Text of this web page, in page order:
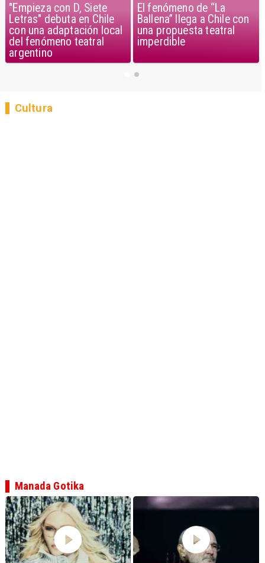
"Empieza con D, Siete
Letras" debuta en Chile
con una adaptación local
del fenómeno teatral
argentino
El fenómeno de “La
Ballena” llega a Chile con
una propuesta teatral
imperdible
Cultura
Manada Gotika